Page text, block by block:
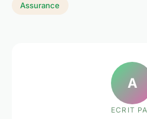
Assurance
A
ECRIT